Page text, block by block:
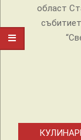
област